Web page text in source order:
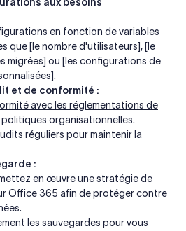
aux besoins
en fonction de variables
que [le nombre d'utilisateurs], [le
migrées] ou [les configurations de
et de conformité :
avec les réglementations de
politiques organisationnelles.
réguliers pour maintenir la
:
en œuvre une stratégie de
Office 365 afin de protéger contre
les sauvegardes pour vous